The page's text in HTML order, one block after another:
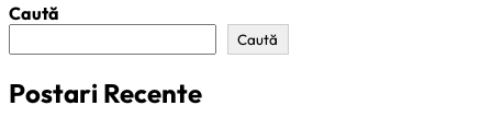
Caută
Caută
Postari Recente